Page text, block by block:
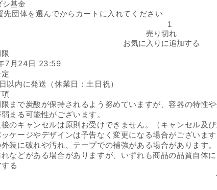
団体を選んでからカートに入れてください
園「Aroma Spa ゆず」の数量を減らす
売り切れ
お気に入りに追加する
7月24日 23:59
以内に発送（休業日：土日祝）
まで炭酸が保持されるよう努めていますが、容器の特性
まる可能性がございます。
後のキャンセルは原則お受けできません。（キャンセル及
ケージやデザインは予告なく変更になる場合がございま
装に破れや汚れ、テープでの補強がある場合があります
などがある場合がありますが、いずれも商品の品質自体に
る